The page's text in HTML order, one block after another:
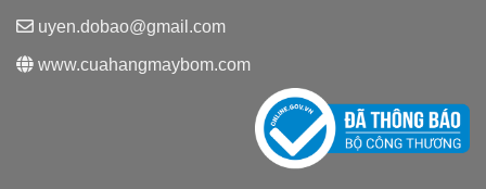
uyen.dobao@gmail.com
www.cuahangmaybom.com